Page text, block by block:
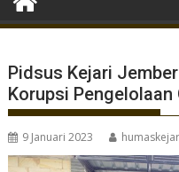
Pidsus Kejari
Korupsi Pengelolaan
9 Januari 2023